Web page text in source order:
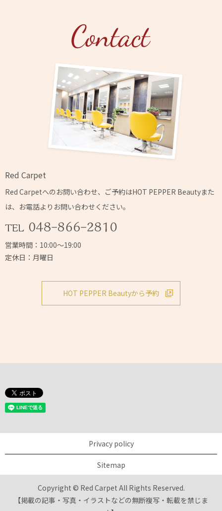
Red Carpet
Red Carpetへの お問い合わせ、ご予約はHOT PEPPER Beautyまた
は、 お電話よりお問い合わせください。
営業時間：10:00～19:00
定休日：月曜日
HOT PEPPER Beautyから予約
Privacy policy
Sitemap
Copyright © Red Carpet All Rights Reserved.
【掲載の記事・写真・イラストなどの無断複写・転載を禁じま